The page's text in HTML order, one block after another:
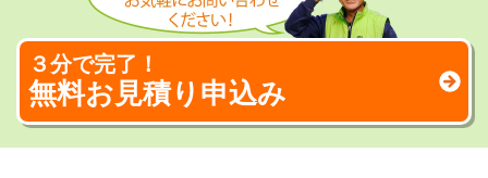
３分で完了！
無料お見積り申込み